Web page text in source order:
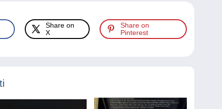
Share on
X
Share on
Pinterest